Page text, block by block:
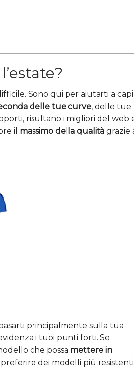
Sono qui per aiutarti a
delle tue curve, delle tue
risultano i migliori del web
il massimo della qualità grazie
principalmente sulla tua
i tuoi punti forti. Se
che possa mettere in
preferire dei modelli più